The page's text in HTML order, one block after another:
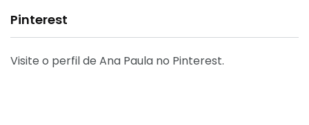
Pinterest
Visite o perfil de Ana Paula no Pinterest.